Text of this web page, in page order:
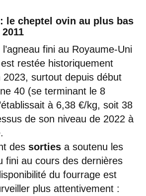
le cheptel ovin au plus bas
l’agneau fini au Royaume-Uni
restée historiquement
surtout depuis début
40 (se terminant le 8
à 6,38 €/kg, soit 38
de son niveau de 2022 à
des sorties a soutenu les
fini au cours des dernières
du fourrage est
plus attentivement :